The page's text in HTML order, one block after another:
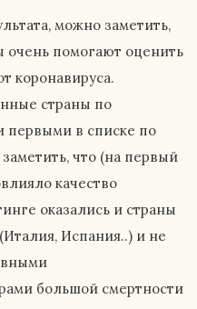
можно заметить,
помогают оценить
коронавируса.
страны по
первыми в списке по
что (на первый
качество
оказались и страны
Испания..) и не
большой смертности